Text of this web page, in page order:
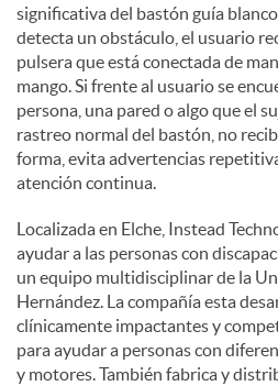
significativa del bastón guía
detecta un obstáculo, el usuario
pulsera que está conectada de
mango. Si frente al usuario se
persona, una pared o algo que el
rastreo normal del bastón, no
forma, evita advertencias
atención continua.
Localizada en Elche, Instead
ayudar a las personas con
un equipo multidisciplinar de la
Hernández. La compañía esta
clínicamente impactantes y
para ayudar a personas con
y motores. También fabrica y